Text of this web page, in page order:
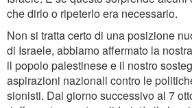
che dirlo o ripeterlo era necessario.
Non si tratta certo di una posizione
di Israele, abbiamo affermato la
il popolo palestinese e il nostro
aspirazioni nazionali contro le
sionisti. Dal giorno successivo al 7